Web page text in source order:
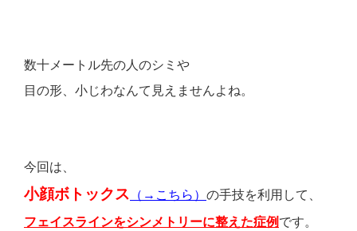
数十メートル先の人のシミや
目の形、小じわなんて見えませんよね。
今回は、
小顔ボトックス （→こちら） の手技を利用して、
フェイスラインをシンメトリーに整えた症例 です。